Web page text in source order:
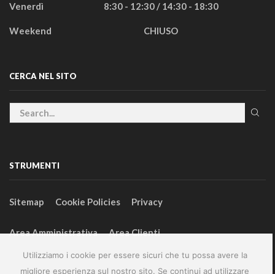
Utilizziamo i cookie per essere sicuri che tu possa avere la
migliore esperienza sul nostro sito. Se continui ad utilizzare
Venerdì 8:30 - 12:30 / 14:30 - 18:30
Weekend CHIUSO
CERCA NEL SITO
STRUMENTI
Sitemap Cookie Policies Privacy
Area Amministrativa Area Clienti